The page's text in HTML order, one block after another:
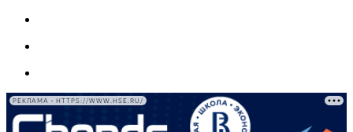
РЕКЛАМА • HTTPS://WWW.HSE.RU/